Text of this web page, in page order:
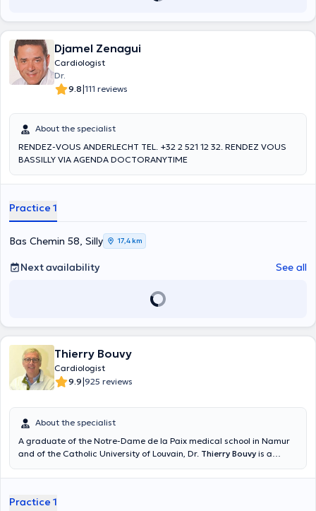
Djamel Zenagui
Cardiologist
Dr.
9.8|111 reviews
About the specialist
RENDEZ-VOUS ANDERLECHT TEL. +32 2 521 12 32. RENDEZ VOUS
BASSILLY VIA AGENDA DOCTORANYTIME
Practice 1
Bas Chemin 58, Silly 17,4 km
Next availability See all
Thierry Bouvy
Cardiologist
9.9|925 reviews
About the specialist
A graduate of the Notre-Dame de la Paix medical school in Namur
and of the Catholic University of Louvain, Dr. Thierry Bouvy is a
patients at his private practice in Masnuy-Saint-Jean located at rue
hypertension or hypotension problems. You can consult him for a
Practice 1